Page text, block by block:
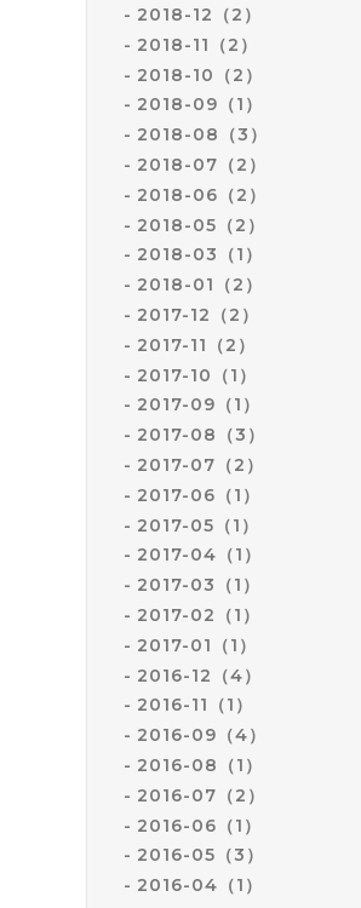
2018-12（2）
2018-11（2）
2018-10（2）
2018-09（1）
2018-08（3）
2018-07（2）
2018-06（2）
2018-05（2）
2018-03（1）
2018-01（2）
2017-12（2）
2017-11（2）
2017-10（1）
2017-09（1）
2017-08（3）
2017-07（2）
2017-06（1）
2017-05（1）
2017-04（1）
2017-03（1）
2017-02（1）
2017-01（1）
2016-12（4）
2016-11（1）
2016-09（4）
2016-08（1）
2016-07（2）
2016-06（1）
2016-05（3）
2016-04（1）